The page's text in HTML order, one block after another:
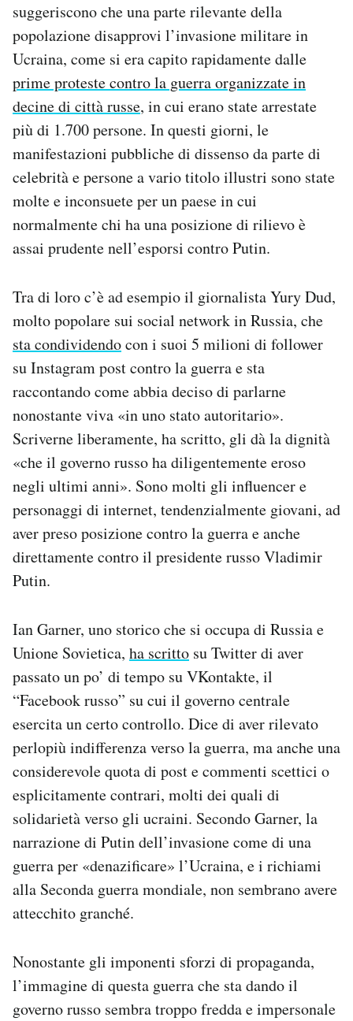
suggeriscono che una parte rilevante della
popolazione disapprovi l’invasione militare in
Ucraina, come si era capito rapidamente dalle
prime proteste contro la guerra organizzate in
decine di città russe, in cui erano state arrestate
più di 1.700 persone. In questi giorni, le
manifestazioni pubbliche di dissenso da parte di
celebrità e persone a vario titolo illustri sono state
molte e inconsuete per un paese in cui
normalmente chi ha una posizione di rilievo è
assai prudente nell’esporsi contro Putin.
Tra di loro c’è ad esempio il giornalista Yury Dud,
molto popolare sui social network in Russia, che
sta condividendocon i suoi 5 milioni di follower
su Instagram post contro la guerra e sta
raccontando come abbia deciso di parlarne
nonostante viva «in uno stato autoritario».
Scriverne liberamente, ha scritto, gli dà la dignità
«che il governo russo ha diligentemente eroso
negli ultimi anni». Sono molti gli influencer e
personaggi di internet, tendenzialmente giovani, ad
aver preso posizione contro la guerra e anche
direttamente contro il presidente russo Vladimir
Putin.
Ian Garner, uno storico che si occupa di Russia e
Unione Sovietica, ha scritto su Twitter di aver
passato un po’ di tempo su VKontakte, il
“Facebook russo” su cui il governo centrale
esercita un certo controllo. Dice di aver rilevato
perlopiù indifferenza verso la guerra, ma anche una
considerevole quota di post e commenti scettici o
esplicitamente contrari, molti dei quali di
solidarietà verso gli ucraini. Secondo Garner, la
narrazione di Putin dell’invasione come di una
guerra per «denazificare» l’Ucraina, e i richiami
alla Seconda guerra mondiale, non sembrano avere
attecchito granché.
Nonostante gli imponenti sforzi di propaganda,
l’immagine di questa guerra che sta dando il
governo russo sembra troppo fredda e impersonale